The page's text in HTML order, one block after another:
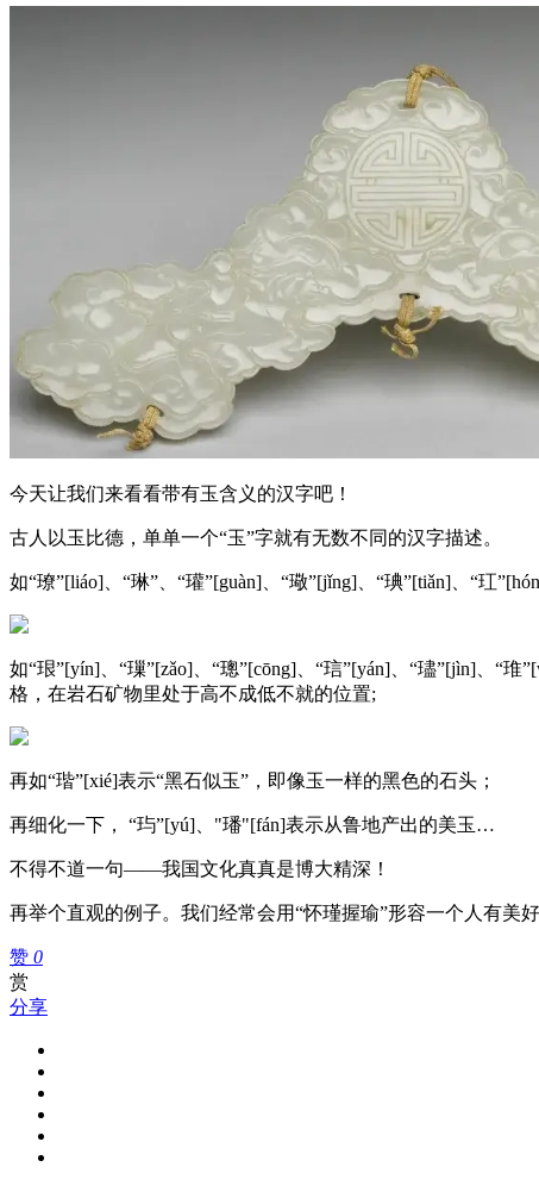
今天让我们来看看带有玉含义的汉字吧！
古人以玉比德，单单一个“玉”字就有无数不同的汉字描述。
如“璙”[liáo]、“琳”、“瓘”[guàn]、“璥”[jǐng]、“琠”[tiǎn]、“玒
如“珢”[yín]、“璅”[zǎo]、“璁”[cōng]、“琂”[yán]、“璶”[jìn]、“
格，在岩石矿物里处于高不成低不就的位置;
再如“瑎”[xié]表示“黑石似玉”，即像玉一样的黑色的石头；
再细化一下， “玙”[yú]、"璠"[fán]表示从鲁地产出的美玉…
不得不道一句——我国文化真真是博大精深！
再举个直观的例子。我们经常会用“怀瑾握瑜”形容一个人有美
赞 0
赏
分享